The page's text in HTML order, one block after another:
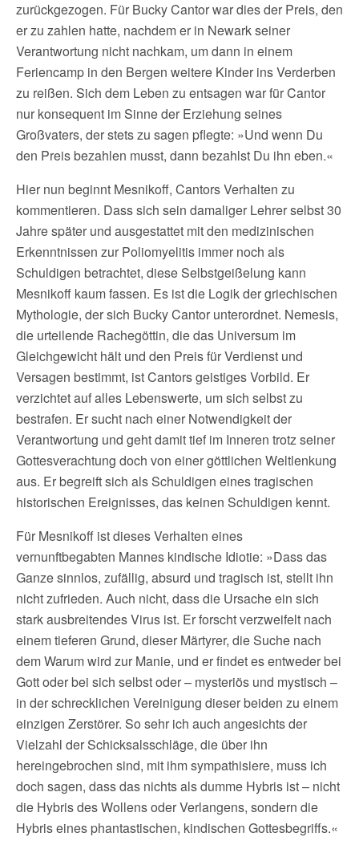
zurückgezogen. Für Bucky Cantor war dies der Preis, den
er zu zahlen hatte, nachdem er in Newark seiner
Verantwortung nicht nachkam, um dann in einem
Feriencamp in den Bergen weitere Kinder ins Verderben
zu reißen. Sich dem Leben zu entsagen war für Cantor
nur konsequent im Sinne der Erziehung seines
Großvaters, der stets zu sagen pflegte: »Und wenn Du
den Preis bezahlen musst, dann bezahlst Du ihn eben.«
Hier nun beginnt Mesnikoff, Cantors Verhalten zu
kommentieren. Dass sich sein damaliger Lehrer selbst 30
Jahre später und ausgestattet mit den medizinischen
Erkenntnissen zur Poliomyelitis immer noch als
Schuldigen betrachtet, diese Selbstgeißelung kann
Mesnikoff kaum fassen. Es ist die Logik der griechischen
Mythologie, der sich Bucky Cantor unterordnet. Nemesis,
die urteilende Rachegöttin, die das Universum im
Gleichgewicht hält und den Preis für Verdienst und
Versagen bestimmt, ist Cantors geistiges Vorbild. Er
verzichtet auf alles Lebenswerte, um sich selbst zu
bestrafen. Er sucht nach einer Notwendigkeit der
Verantwortung und geht damit tief im Inneren trotz seiner
Gottesverachtung doch von einer göttlichen Weltlenkung
aus. Er begreift sich als Schuldigen eines tragischen
historischen Ereignisses, das keinen Schuldigen kennt.
Für Mesnikoff ist dieses Verhalten eines
vernunftbegabten Mannes kindische Idiotie: »Dass das
Ganze sinnlos, zufällig, absurd und tragisch ist, stellt ihn
nicht zufrieden. Auch nicht, dass die Ursache ein sich
stark ausbreitendes Virus ist. Er forscht verzweifelt nach
einem tieferen Grund, dieser Märtyrer, die Suche nach
dem Warum wird zur Manie, und er findet es entweder bei
Gott oder bei sich selbst oder – mysteriös und mystisch –
in der schrecklichen Vereinigung dieser beiden zu einem
einzigen Zerstörer. So sehr ich auch angesichts der
Vielzahl der Schicksalsschläge, die über ihn
hereingebrochen sind, mit ihm sympathisiere, muss ich
doch sagen, dass das nichts als dumme Hybris ist – nicht
die Hybris des Wollens oder Verlangens, sondern die
Hybris eines phantastischen, kindischen Gottesbegriffs.«